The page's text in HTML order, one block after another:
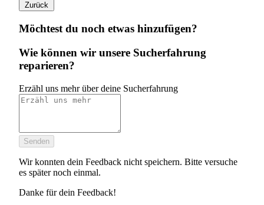
Zurück
Möchtest du noch etwas hinzufügen?
Wie können wir unsere Sucherfahrung
reparieren?
Erzähl uns mehr über deine Sucherfahrung
Senden
Wir konnten dein Feedback nicht speichern. Bitte versuche
es später noch einmal.
Danke für dein Feedback!